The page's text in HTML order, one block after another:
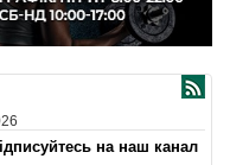
на наш канал